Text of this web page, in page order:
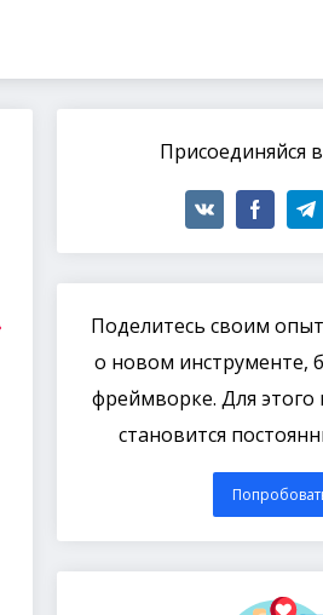
Присоединяйся
Поделитесь своим
о новом инструменте,
фреймворке. Для этого
становится